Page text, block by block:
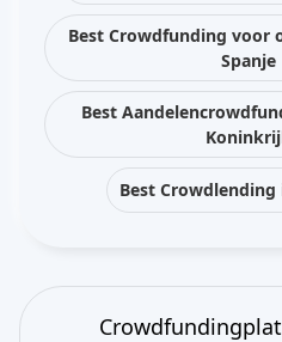
Best Crowdfunding voor
Spanje
Best
Best